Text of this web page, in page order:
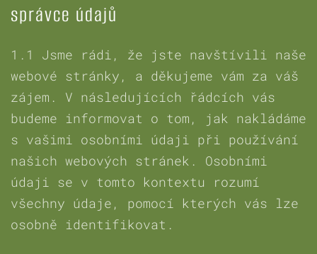
správce údajů
1.1 Jsme rádi, že jste navštívili naše
webové stránky, a děkujeme vám za váš
zájem. V následujících řádcích vás
budeme informovat o tom, jak nakládáme
s vašimi osobními údaji při používání
našich webových stránek. Osobními
údaji se v tomto kontextu rozumí
všechny údaje, pomocí kterých vás lze
osobně identifikovat.